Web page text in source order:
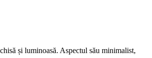
și luminoasă. Aspectul său minimalist,